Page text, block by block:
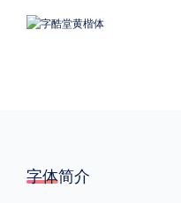
字体简介